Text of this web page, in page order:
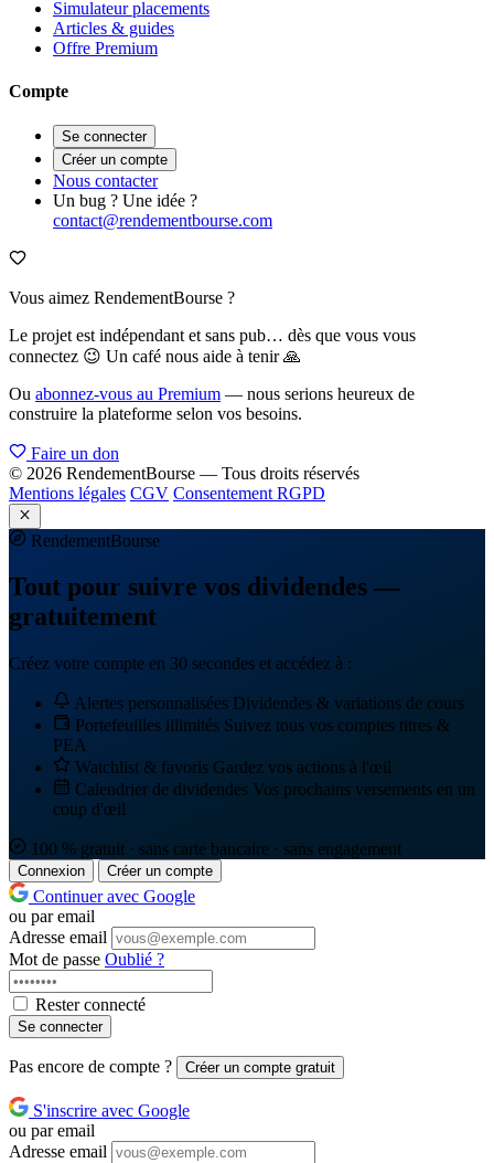
Simulateur placements
Articles & guides
Offre Premium
Compte
Se connecter
Créer un compte
Nous contacter
Un bug ? Une idée ?
contact@rendementbourse.com
Vous aimez RendementBourse ?
Le projet est indépendant et sans pub… dès que vous vous
connectez 😉 Un café nous aide à tenir 🙏
Ou abonnez-vous au Premium — nous serions heureux de
construire la plateforme selon vos besoins.
Faire un don
© 2026 RendementBourse — Tous droits réservés
Mentions légales CGV Consentement RGPD
RendementBourse
Tout pour suivre vos dividendes —
gratuitement
Créez votre compte en 30 secondes et accédez à :
Alertes personnalisées Dividendes & variations de cours
Portefeuilles illimités Suivez tous vos comptes titres &
PEA
Watchlist & favoris Gardez vos actions à l'œil
Calendrier de dividendes Vos prochains versements en un
coup d'œil
100 % gratuit · sans carte bancaire · sans engagement
Connexion Créer un compte
Continuer avec Google
ou par email
Adresse email
Mot de passe Oublié ?
Rester connecté
Se connecter
Pas encore de compte ? Créer un compte gratuit
S'inscrire avec Google
ou par email
Adresse email